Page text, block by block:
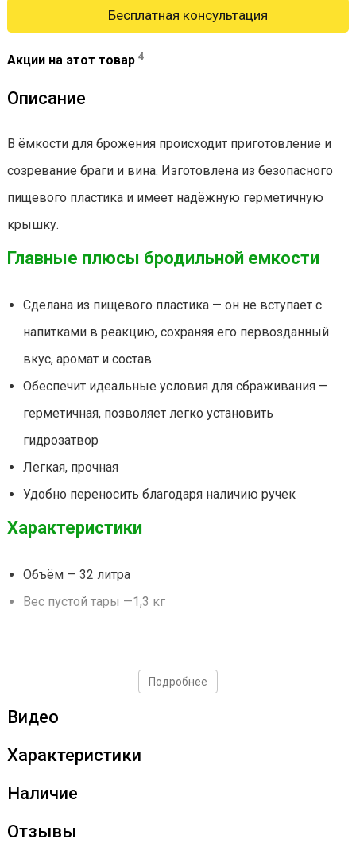
Бесплатная консультация
Акции на этот товар 4
Описание
В ёмкости для брожения происходит приготовление и
созревание браги и вина. Изготовлена из безопасного
пищевого пластика и имеет надёжную герметичную
крышку.
Главные плюсы бродильной емкости
Сделана из пищевого пластика — он не вступает с
напитками в реакцию, сохраняя его первозданный
вкус, аромат и состав
Обеспечит идеальные условия для сбраживания —
герметичная, позволяет легко установить
гидрозатвор
Легкая, прочная
Удобно переносить благодаря наличию ручек
Характеристики
Объём — 32 литра
Вес пустой тары —1,3 кг
Подробнее
Видео
Характеристики
Наличие
Отзывы